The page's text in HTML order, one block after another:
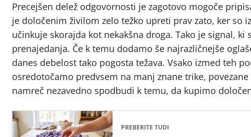
Precejšen delež odgovornosti je zagotovo mogoče
je določenim živilom zelo težko upreti prav zato, ker so
učinkuje skorajda kot nekakšna droga. Tako je signal,
prenajedanja. Če k temu dodamo še najrazličnejše
danes debelost tako pogosta težava. Vsako izmed teh
osredotočamo predvsem na manj znane trike,
namreč nezavedno spodbudi k temu, da kupimo
PREBERITE TUDI